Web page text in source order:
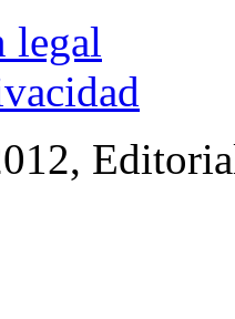
legal